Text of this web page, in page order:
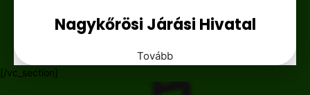
Nagykőrösi Járási Hivatal
Tovább
[/vc_section]